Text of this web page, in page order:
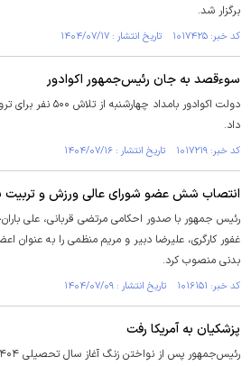
برگزار شد.
کد خبر: ۱۰۱۷۴۲۵ تاریخ انتشار : ۱۴۰۴/۰۷/۱۷
سوءقصد به جان رئیس‌جمهور اکوادور
دولت اکوادور بامداد
داد.
کد خبر: ۱۰۱۷۲۱۹ تاریخ انتشار : ۱۴۰۴/۰۷/۱۶
انتصاب شش عضو شورای عالی ورزش و
رئیس جمهور با صدور احکامی مرتضی قربانی، علی
غفور کارگری، علیرضا دبیر و مریم منظمی را به عنوان
بدنی منصوب کرد.
کد خبر: ۱۰۱۶۱۵۱ تاریخ انتشار : ۱۴۰۴/۰۷/۰۹
پزشکیان به آمریکا رفت